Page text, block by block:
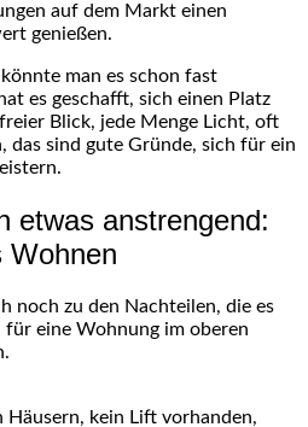
auf dem Markt einen
genießen.
man es schon fast
es geschafft, sich einen Platz
Blick, jede Menge Licht, oft
das sind gute Gründe, sich für ein
etwas anstrengend:
Wohnen
noch zu den Nachteilen, die es
eine Wohnung im oberen
kein Lift vorhanden,